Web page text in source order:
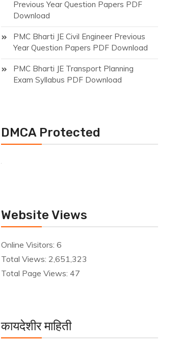
Previous Year Question Papers PDF
Download
PMC Bharti JE Civil Engineer Previous
Year Question Papers PDF Download
PMC Bharti JE Transport Planning
Exam Syllabus PDF Download
DMCA Protected
Website Views
Online Visitors: 6
Total Views: 2,651,323
Total Page Views: 47
कायदेशीर माहिती